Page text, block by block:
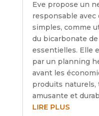
Eve propose un
responsable
simples, comme
du bicarbonate
essentielles. Elle
par un planning
avant les
produits naturels,
amusante et
LIRE PLUS